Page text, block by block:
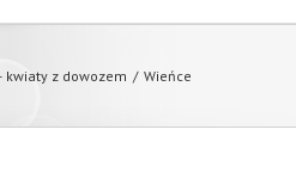
kwiaty z dowozem / Wieńce